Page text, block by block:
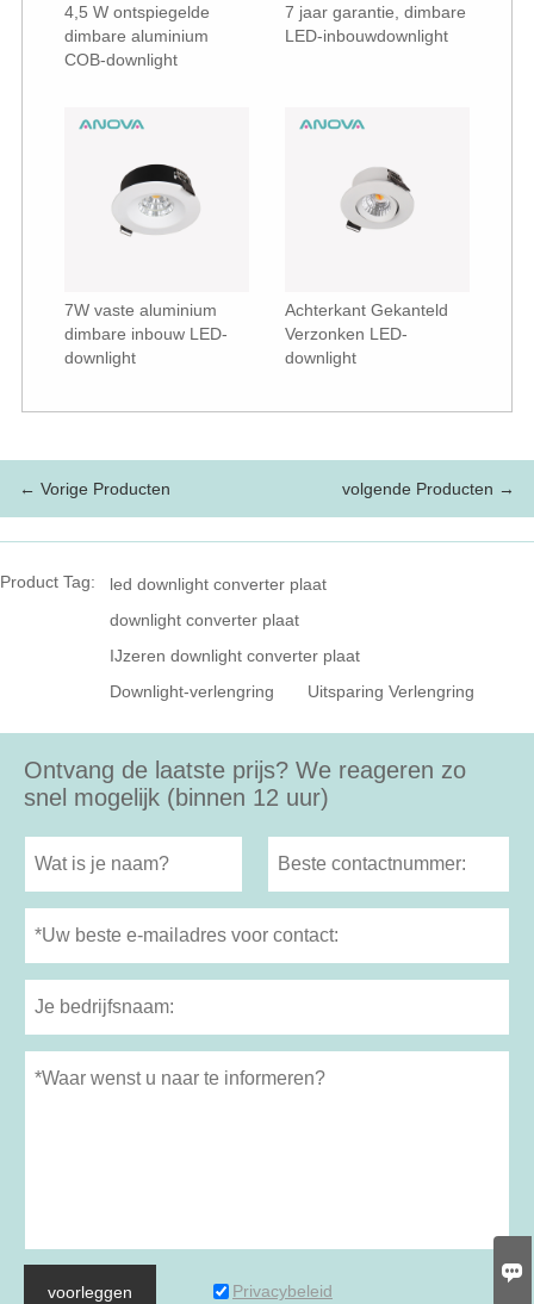
4,5 W ontspiegelde
dimbare aluminium
COB-downlight
7 jaar garantie, dimbare
LED-inbouwdownlight
7W vaste aluminium
dimbare inbouw LED-
downlight
Achterkant Gekanteld
Verzonken LED-
downlight
← Vorige Producten volgende Producten →
Product Tag:
led downlight converter plaat
downlight converter plaat
IJzeren downlight converter plaat
Downlight-verlengring
Uitsparing Verlengring
Ontvang de laatste prijs? We reageren zo
snel mogelijk (binnen 12 uur)
voorleggen Privacybeleid
